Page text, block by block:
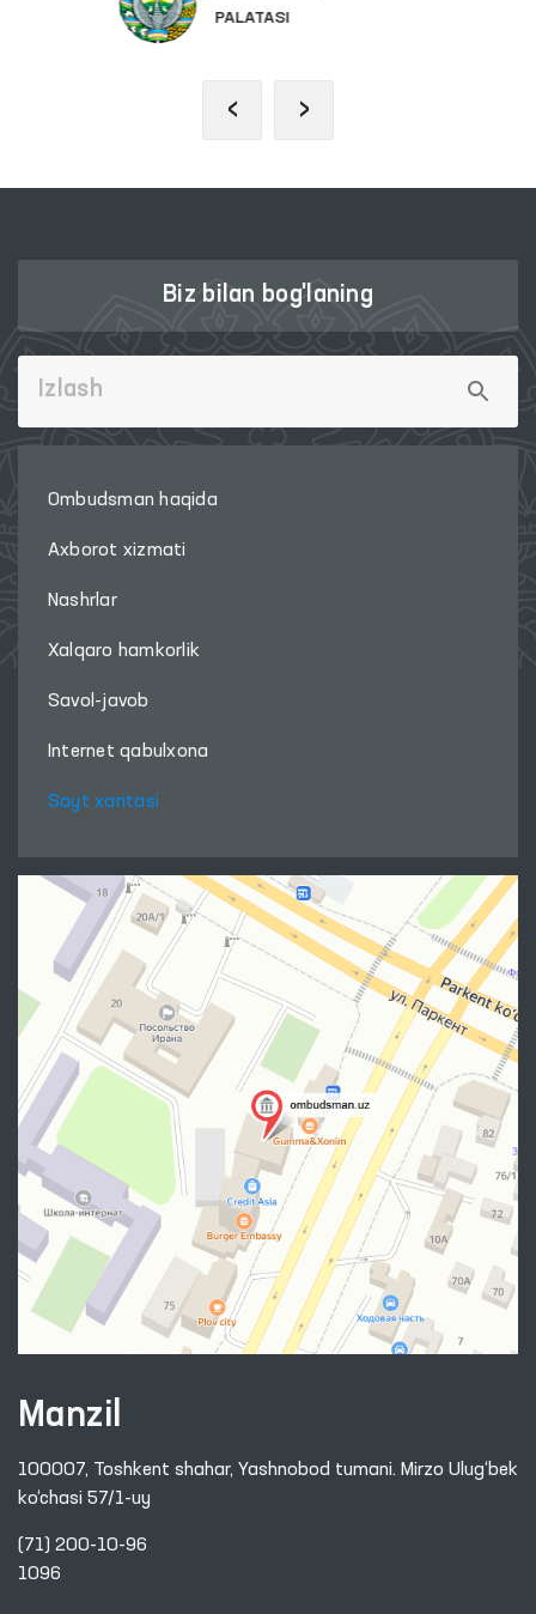
PALATASI
‹ ›
Biz bilan bog'laning
Ombudsman haqida
Axborot xizmati
Nashrlar
Xalqaro hamkorlik
Savol-javob
Internet qabulxona
Sayt xaritasi
Manzil
100007, Toshkent shahar, Yashnobod tumani. Mirzo Ulug‘bek
ko‘chasi 57/1-uy
(71) 200-10-96
1096